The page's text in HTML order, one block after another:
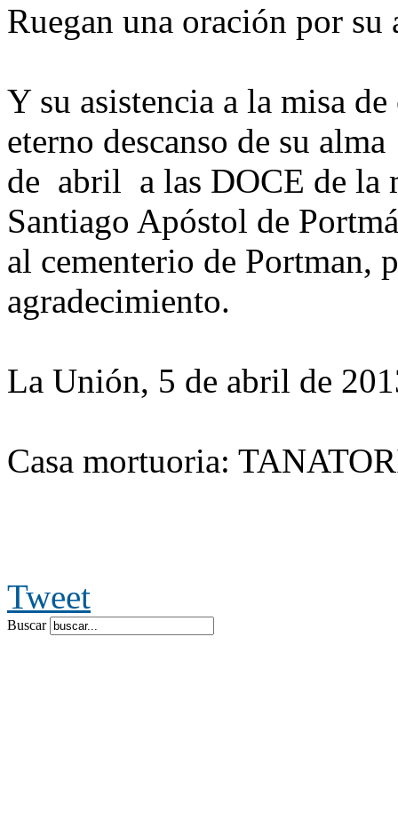
Ruegan una oración por su
Y su asistencia a la misa
eterno descanso de su
de abril a las DOCE de la
Santiago Apóstol de
al cementerio de Portman,
agradecimiento.
La Unión, 5 de abril de
Casa mortuoria:
Tweet
Buscar